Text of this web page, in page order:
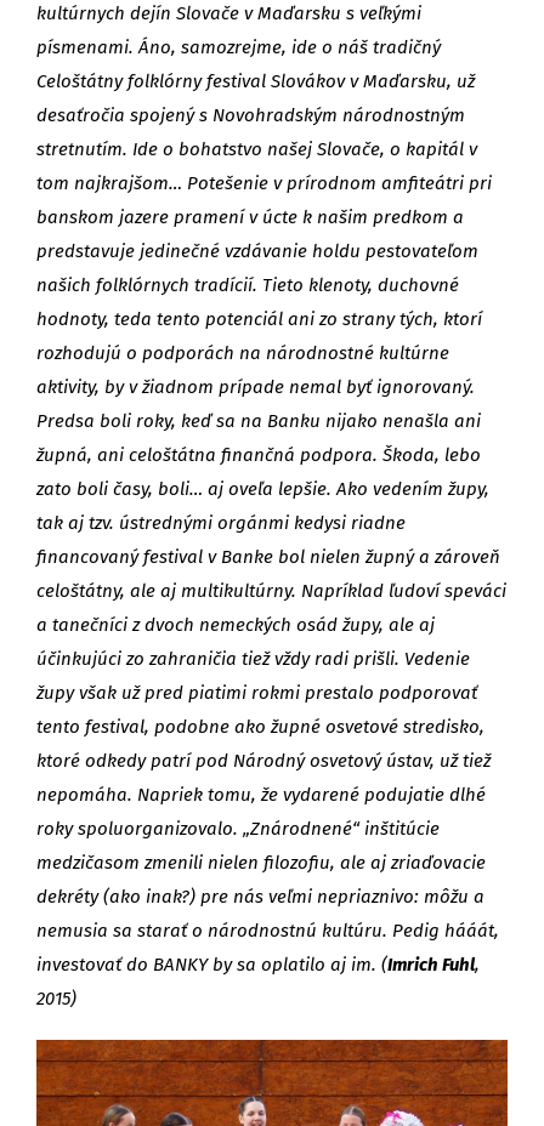
kultúrnych dejín Slovače v Maďarsku s veľkými
písmenami. Áno, samozrejme, ide o náš tradičný
Celoštátny folklórny festival Slovákov v Maďarsku, už
desaťročia spojený s Novohradským národnostným
stretnutím. Ide o bohatstvo našej Slovače, o kapitál v
tom najkrajšom… Potešenie v prírodnom amfiteátri pri
banskom jazere pramení v úcte k našim predkom a
predstavuje jedinečné vzdávanie holdu pestovateľom
našich folklórnych tradícií. Tieto klenoty, duchovné
hodnoty, teda tento potenciál ani zo strany tých, ktorí
rozhodujú o podporách na národnostné kultúrne
aktivity, by v žiadnom prípade nemal byť ignorovaný.
Predsa boli roky, keď sa na Banku nijako nenašla ani
župná, ani celoštátna finančná podpora. Škoda, lebo
zato boli časy, boli… aj oveľa lepšie. Ako vedením župy,
tak aj tzv. ústrednými orgánmi kedysi riadne
financovaný festival v Banke bol nielen župný a zároveň
celoštátny, ale aj multikultúrny. Napríklad ľudoví speváci
a tanečníci z dvoch nemeckých osád župy, ale aj
účinkujúci zo zahraničia tiež vždy radi prišli. Vedenie
župy však už pred piatimi rokmi prestalo podporovať
tento festival, podobne ako župné osvetové stredisko,
ktoré odkedy patrí pod Národný osvetový ústav, už tiež
nepomáha. Napriek tomu, že vydarené podujatie dlhé
roky spoluorganizovalo. „Znárodnené“ inštitúcie
medzičasom zmenili nielen filozofiu, ale aj zriaďovacie
dekréty (ako inak?) pre nás veľmi nepriaznivo: môžu a
nemusia sa starať o národnostnú kultúru. Pedig hááát,
investovať do BANKY by sa oplatilo aj im. (Imrich Fuhl,
2015)